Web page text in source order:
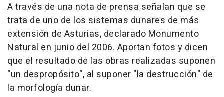
A través de una nota de prensa señalan que se
trata de uno de los sistemas dunares de más
extensión de Asturias, declarado Monumento
Natural en junio del 2006. Aportan fotos y dicen
que el resultado de las obras realizadas suponen
"un despropósito", al suponer "la destrucción" de
la morfología dunar.